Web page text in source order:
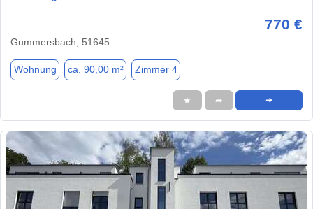
770 €
Gummersbach, 51645
Wohnung ca. 90,00 m² Zimmer 4
★ ➦ ➜